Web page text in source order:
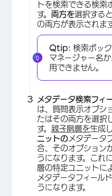
トを検索できる検索
す。 両方を選択する
の両方が表示されます
Qtip: 検索ボッ
マネージャー名
用できません。
メタデータ検索フィ
は、質問表示オプシ
たはその両方を選択
す。 親子階層を生成し
ニットの メタデータ
合、そのオプション
うになります。これ
層の特定ユニットに
メタデータフィール
うになります。